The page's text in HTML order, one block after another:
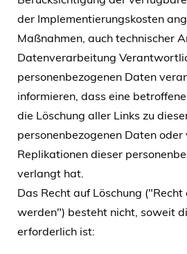
der Implementierungskosten
Maßnahmen, auch technischer
Datenverarbeitung
personenbezogenen Daten
informieren, dass eine
die Löschung aller Links zu
personenbezogenen Daten oder
Replikationen dieser
verlangt hat.
Das Recht auf Löschung
werden") besteht nicht, soweit
erforderlich ist: